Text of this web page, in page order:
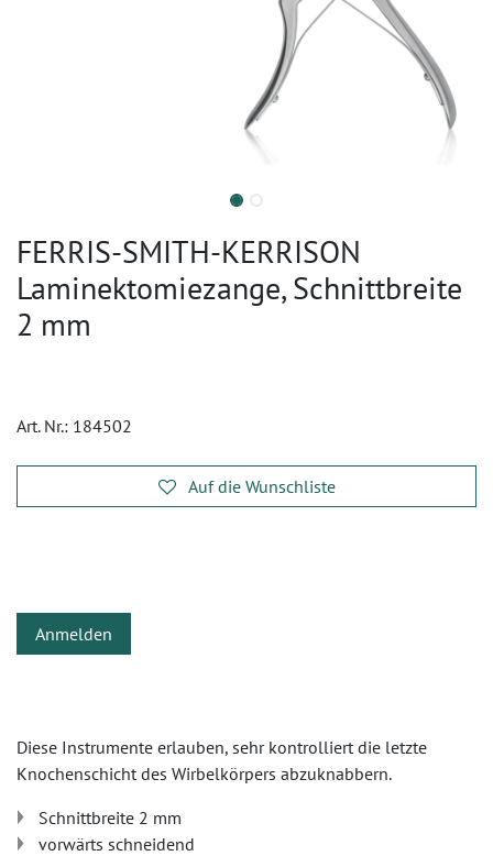
FERRIS-SMITH-KERRISON
Laminektomiezange, Schnittbreite
2 mm
Art. Nr.: 184502
Auf die Wunschliste
Anmelden
Diese Instrumente erlauben, sehr kontrolliert die letzte
Knochenschicht des Wirbelkörpers abzuknabbern.
Schnittbreite 2 mm
vorwärts schneidend